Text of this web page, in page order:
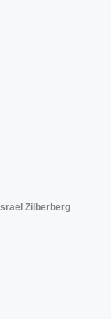
Zilberberg